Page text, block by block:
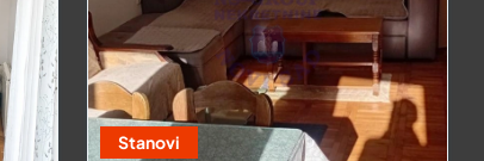
Stanovi